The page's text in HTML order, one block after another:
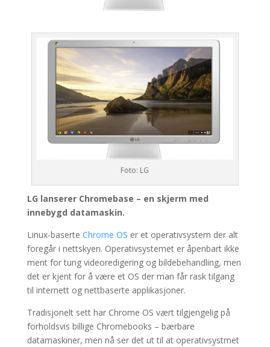
Foto: LG
LG lanserer Chromebase – en skjerm med
innebygd datamaskin.
Linux-baserte Chrome OS er et operativsystem der alt
foregår i nettskyen. Operativsystemet er åpenbart ikke
ment for tung videoredigering og bildebehandling, men
det er kjent for å være et OS der man får rask tilgang
til internett og nettbaserte applikasjoner.
Tradisjonelt sett har Chrome OS vært tilgjengelig på
forholdsvis billige Chromebooks – bærbare
datamaskiner, men nå ser det ut til at operativsystmet